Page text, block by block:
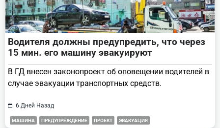
Водителя должны предупредить, что через
15 мин. его машину эвакуируют
В ГД внесен законопроект об оповещении водителей в
случае эвакуации транспортных средств.
6 Дней Назад
МАШИНА ПРЕДУПРЕЖДЕНИЕ ПРОЕКТ ЭВАКУАЦИЯ